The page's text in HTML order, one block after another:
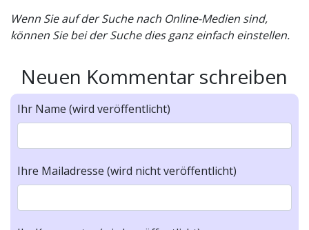
Wenn Sie auf der Suche nach Online-Medien sind,
können Sie bei der Suche dies ganz einfach einstellen.
Neuen Kommentar schreiben
Ihr Name (wird veröffentlicht)
Ihre Mailadresse (wird nicht veröffentlicht)